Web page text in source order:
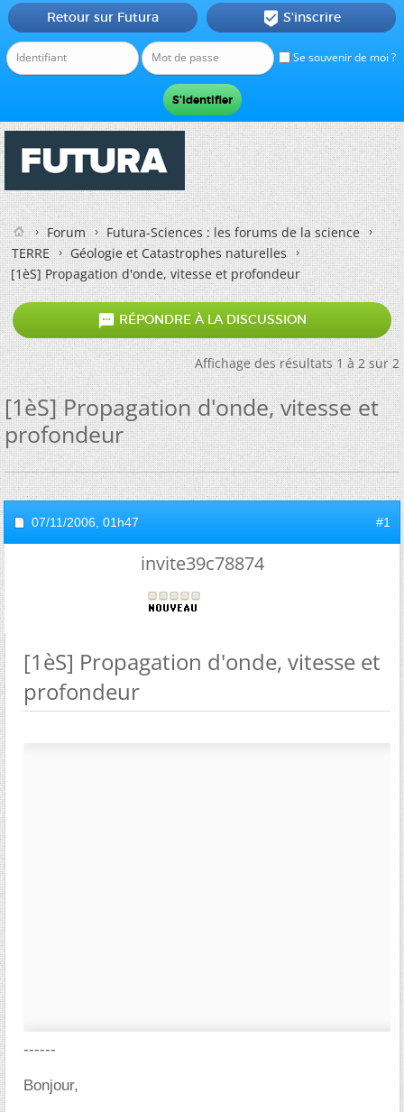
Se souvenir de moi ?
Retour sur Futura  S'inscrire
Forum
Futura-Sciences : les forums de la science
TERRE
Géologie et Catastrophes naturelles
[1èS] Propagation d'onde, vitesse et profondeur
 RÉPONDRE À LA DISCUSSION
Affichage des résultats 1 à 2 sur 2
[1èS] Propagation d'onde, vitesse et
profondeur
07/11/2006, 01h47 #1
invite39c78874
[1èS] Propagation d'onde, vitesse et
profondeur
------
Bonjour,